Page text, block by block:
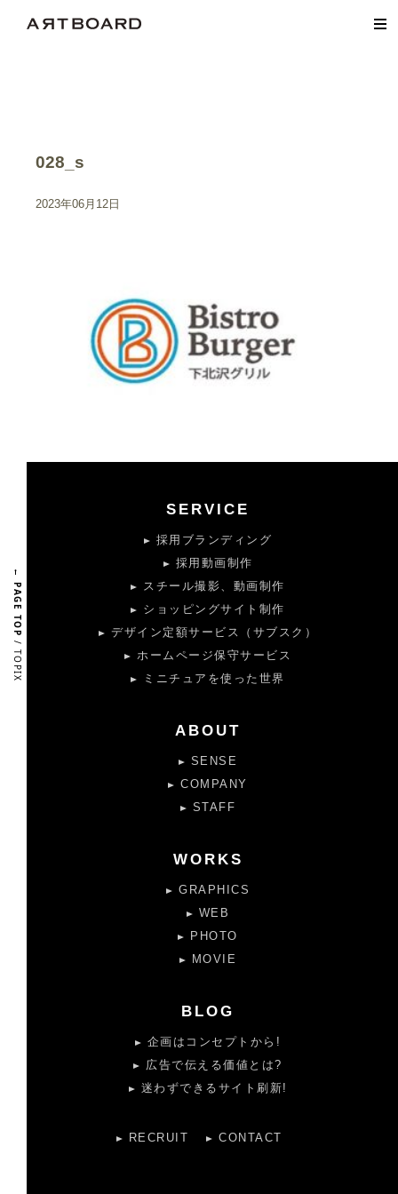
028_s
2023年06月12日
← PAGE TOP
/ TOPIX
SERVICE
採用ブランディング
採用動画制作
スチール撮影、動画制作
ショッピングサイト制作
デザイン定額サービス（サブスク）
ホームページ保守サービス
ミニチュアを使った世界
ABOUT
SENSE
COMPANY
STAFF
WORKS
GRAPHICS
WEB
PHOTO
MOVIE
BLOG
企画はコンセプトから!
広告で伝える価値とは?
迷わずできるサイト刷新!
RECRUIT CONTACT